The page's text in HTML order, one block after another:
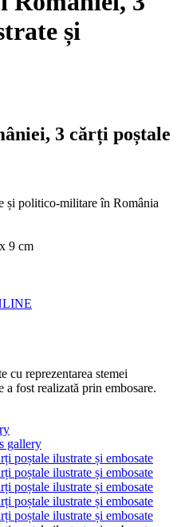
și
3 cărți poștale
și politico-militare în România
9 cm
cu reprezentarea stemei
fost realizată prin embosare.
gallery